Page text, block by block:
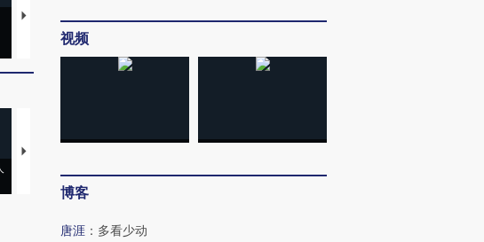
马航飞行员跨国走私7万
粒摇头丸 尿检体内含3种
【推广】走进第四届链博
视频
博客
唐涯 ： 多看少动